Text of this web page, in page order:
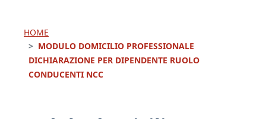
HOME
MODULO DOMICILIO PROFESSIONALE
DICHIARAZIONE PER DIPENDENTE RUOLO
CONDUCENTI NCC